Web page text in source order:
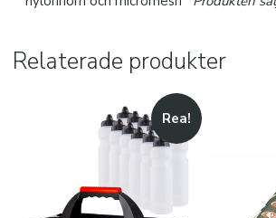
Relaterade produkter
Rea!